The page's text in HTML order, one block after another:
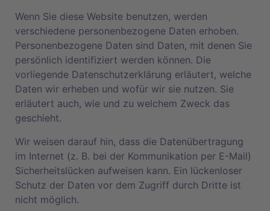
Wenn Sie diese Website benutzen, werden
verschiedene personenbezogene Daten erhoben.
Personenbezogene Daten sind Daten, mit denen Sie
persönlich identifiziert werden können. Die
vorliegende Datenschutzerklärung erläutert, welche
Daten wir erheben und wofür wir sie nutzen. Sie
erläutert auch, wie und zu welchem Zweck das
geschieht.
Wir weisen darauf hin, dass die Datenübertragung
im Internet (z. B. bei der Kommunikation per E-Mail)
Sicherheitslücken aufweisen kann. Ein lückenloser
Schutz der Daten vor dem Zugriff durch Dritte ist
nicht möglich.